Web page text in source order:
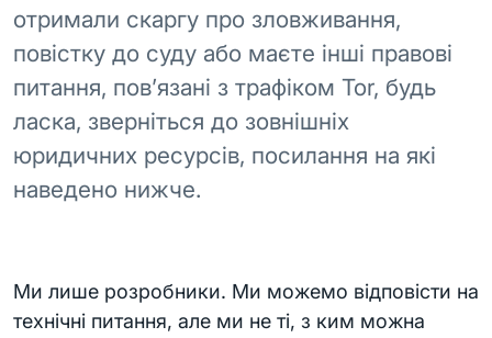
отримали скаргу про зловживання,
повістку до суду або маєте інші правові
питання, пов’язані з трафіком Tor, будь
ласка, зверніться до зовнішніх
юридичних ресурсів, посилання на які
наведено нижче.
Ми лише розробники. Ми можемо відповісти на
технічні питання, але ми не ті, з ким можна